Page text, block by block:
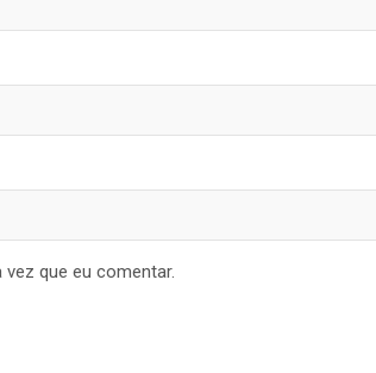
que eu comentar.